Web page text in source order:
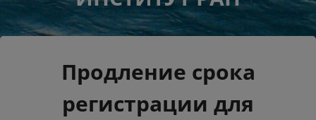
Продление срока
регистрации для